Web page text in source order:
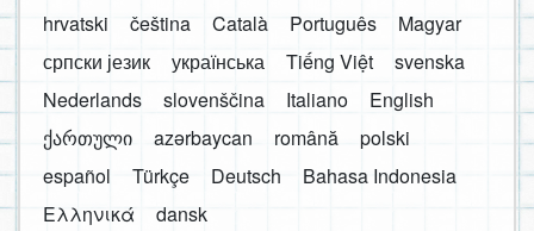
hrvatski
čeština Català Português
Magyar
српски језик
українська Tiếng Việt
svenska
Nederlands
slovenščina Italiano
English
ქართული
azərbaycan română
polski
español
Türkçe Deutsch
Bahasa Indonesia
Ελληνικά
dansk